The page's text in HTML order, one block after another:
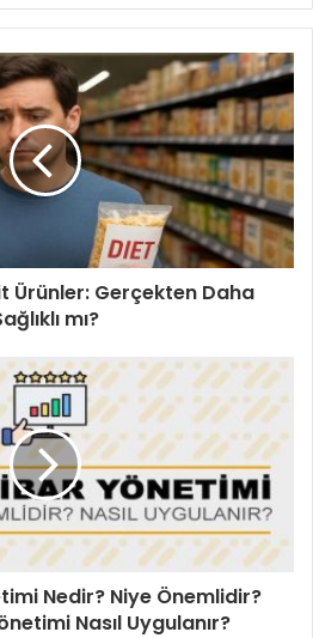
Ürünler: Gerçekten Daha
mı?
Nedir? Niye Önemlidir?
Nasıl Uygulanır?